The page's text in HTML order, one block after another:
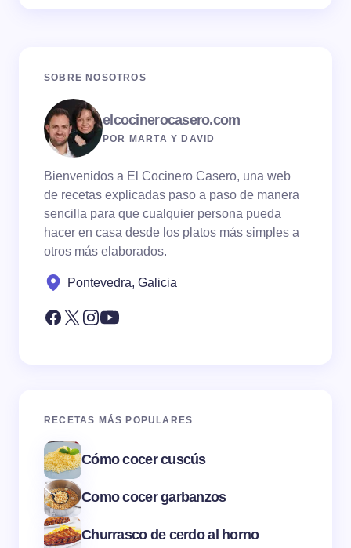
SOBRE NOSOTROS
elcocinerocasero.com
POR MARTA Y DAVID
Bienvenidos a El Cocinero Casero, una web
de recetas explicadas paso a paso de manera
sencilla para que cualquier persona pueda
hacer en casa desde los platos más simples a
otros más elaborados.
Pontevedra, Galicia
RECETAS MÁS POPULARES
Cómo cocer cuscús
Como cocer garbanzos
Churrasco de cerdo al horno